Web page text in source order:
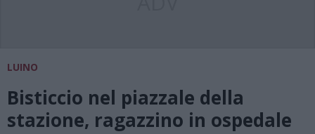
LUINO
Bisticcio nel piazzale della
stazione, ragazzino in ospedale